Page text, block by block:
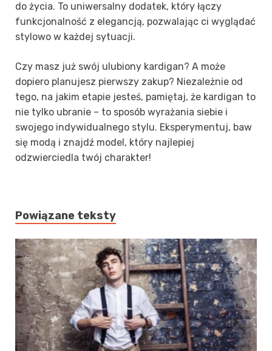
do życia. To uniwersalny dodatek, który łączy
funkcjonalność z elegancją, pozwalając ci wyglądać
stylowo w każdej sytuacji.
Czy masz już swój ulubiony kardigan? A może
dopiero planujesz pierwszy zakup? Niezależnie od
tego, na jakim etapie jesteś, pamiętaj, że kardigan to
nie tylko ubranie – to sposób wyrażania siebie i
swojego indywidualnego stylu. Eksperymentuj, baw
się modą i znajdź model, który najlepiej
odzwierciedla twój charakter!
Powiązane teksty